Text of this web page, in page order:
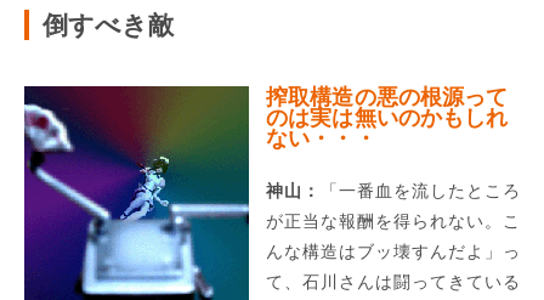
倒すべき敵
搾取構造の悪の根源って
のは実は無いのかもしれ
ない・・・
神山：
「一番血を流したところ
が正当な報酬を得られない。こ
んな構造はブッ壊すんだよ」っ
て、石川さんは闘ってきている